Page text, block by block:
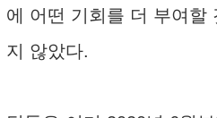
에 어떤 기회를 더 부여할
지 않았다.